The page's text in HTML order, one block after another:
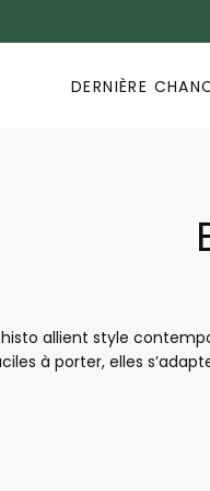
DERNIÈRE
allient style
à porter, elles
et leur